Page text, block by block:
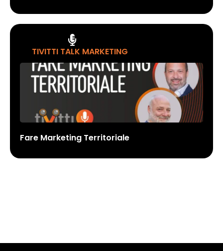
TIVITTI TALK MARKETING
Fare Marketing Territoriale